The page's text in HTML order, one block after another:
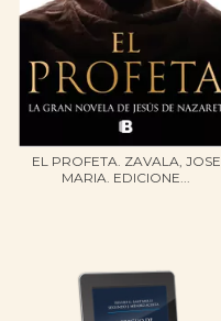
EL PROFETA. ZAVALA, JOSE
MARIA. EDICIONE...